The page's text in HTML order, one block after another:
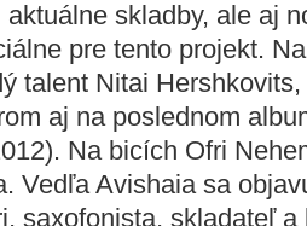
skladby, ale aj
pre tento projekt.
talent Nitai
aj na poslednom
Na bicích Ofri
Vedľa Avishaia sa
saxofonista, skladateľ